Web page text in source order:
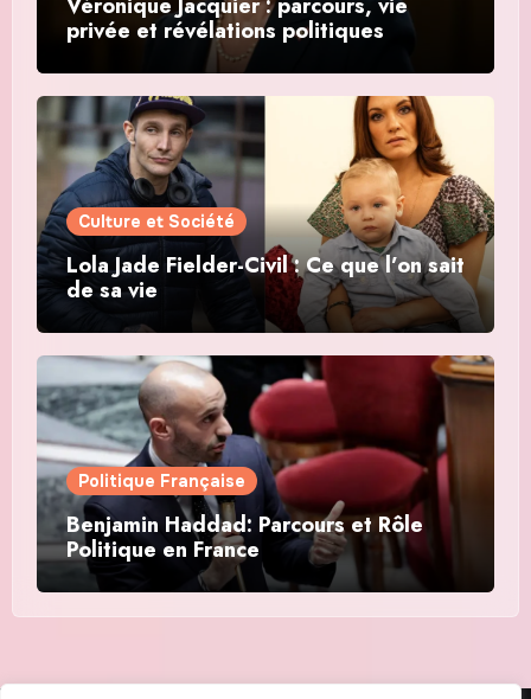
privée et révélations politiques
Culture et Société
Lola Jade Fielder-Civil : Ce que l’on sait
de sa vie
Politique Française
Benjamin Haddad: Parcours et Rôle
Politique en France